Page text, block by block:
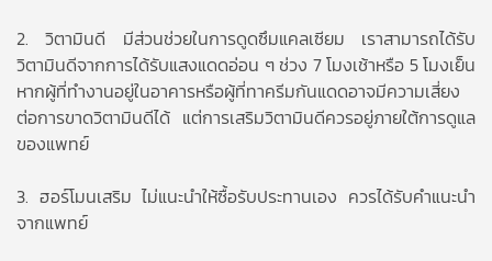
2. วิตามินดี มีส่วนช่วยในการดูดซึมแคลเซียม เราสามารถได้รับ
วิตามินดีจากการได้รับแสงแดดอ่อน ๆ ช่วง 7 โมงเช้าหรือ 5 โมงเย็น
หากผู้ที่ทำงานอยู่ในอาคารหรือผู้ที่ทาครีมกันแดดอาจมีความเสี่ยง
ต่อการขาดวิตามินดีได้ แต่การเสริมวิตามินดีควรอยู่ภายใต้การดูแล
ของแพทย์
3. ฮอร์โมนเสริม ไม่แนะนำให้ซื้อรับประทานเอง ควรได้รับคำแนะนำ
จากแพทย์